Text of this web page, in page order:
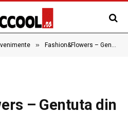
» Fashion&Flowers – Gentuta din flori
– Gentuta din